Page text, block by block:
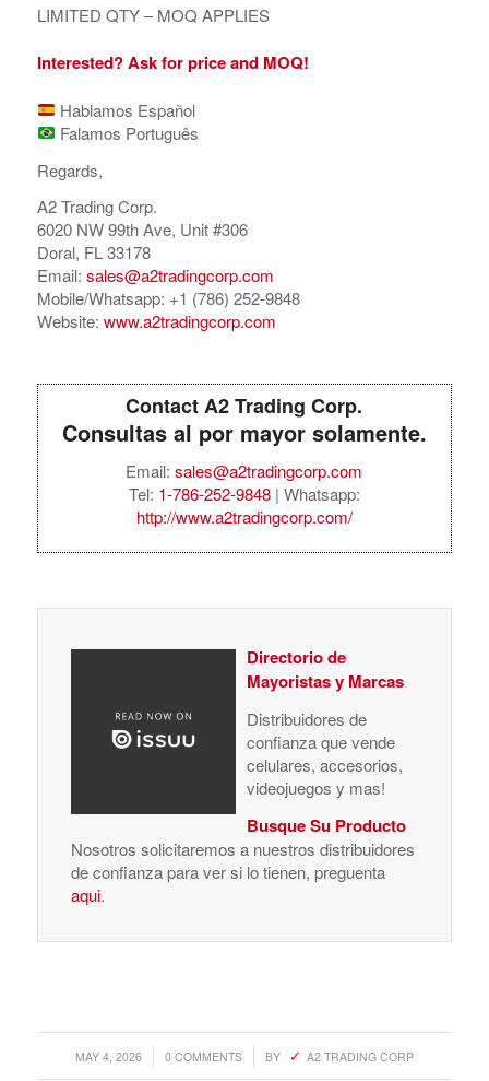
LIMITED QTY – MOQ APPLIES
Interested? Ask for price and MOQ!
Hablamos Español
Falamos Português
Regards,
A2 Trading Corp.
6020 NW 99th Ave, Unit #306
Doral, FL 33178
Email: sales@a2tradingcorp.com
Mobile/Whatsapp: +1 (786) 252-9848
Website: www.a2tradingcorp.com
Contact A2 Trading Corp.
Consultas al por mayor solamente.
Email:sales@a2tradingcorp.com
Tel: 1-786-252-9848| Whatsapp:
http://www.a2tradingcorp.com/
Directorio de
Mayoristas y Marcas
Distribuidores de
confianza que vende
celulares, accesorios,
videojuegos y mas!
Busque Su Producto
Nosotros solicitaremos a nuestros distribuidores
de confianza para ver si lo tienen, preguenta
aqui.
MAY 4, 2026
/ 0 COMMENTS
/ BY A2 TRADING CORP